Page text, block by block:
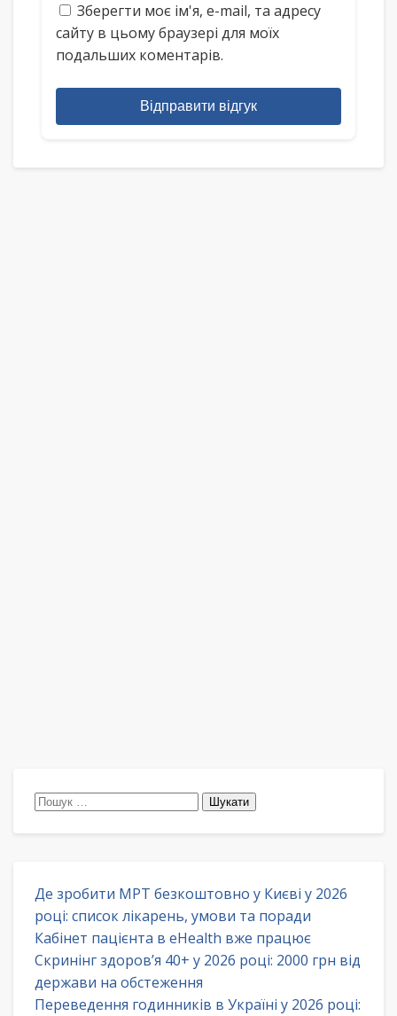
Зберегти моє ім'я, e-mail, та адресу
сайту в цьому браузері для моїх
подальших коментарів.
Відправити відгук
Пошук:
Де зробити МРТ безкоштовно у Києві у 2026
році: список лікарень, умови та поради
Кабінет пацієнта в eHealth вже працює
Скринінг здоров’я 40+ у 2026 році: 2000 грн від
держави на обстеження
Переведення годинників в Україні у 2026 році: